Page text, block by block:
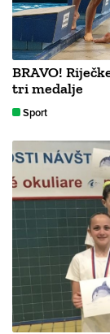
BRAVO!
tri medalje
Sport